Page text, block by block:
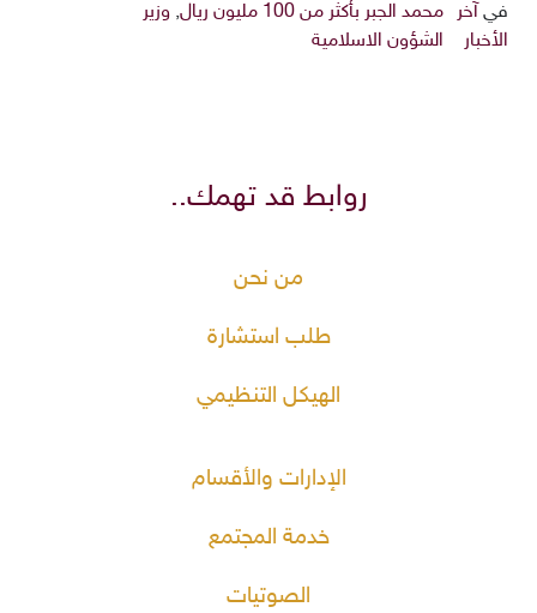
في آخر
الأخبار
محمد الجبر بأكثر من 100 مليون ريال
,وزير
الشؤون الاسلامية
روابط قد تهمك..
من نحن
طلب استشارة
الهيكل التنظيمي
الإدارات والأقسام
خدمة المجتمع
الصوتيات